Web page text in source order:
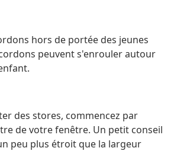
hors de portée des jeunes
peuvent s'enrouler autour
des stores, commencez par
de votre fenêtre. Un petit conseil
peu plus étroit que la largeur